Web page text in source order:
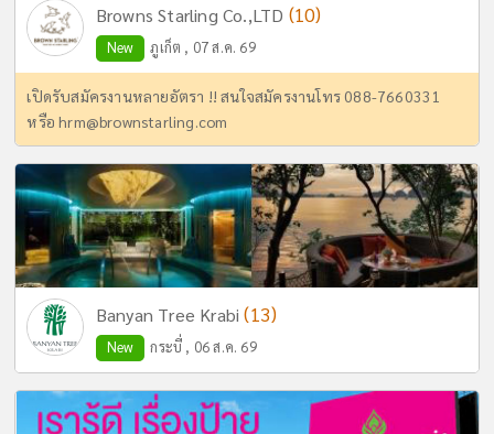
Browns Starling Co.,LTD (10)
New ภูเก็ต , 07 ส.ค. 69
เปิดรับสมัครงานหลายอัตรา !! สนใจสมัครงานโทร 088-7660331
หรือhrm@brownstarling.com
Banyan Tree Krabi(13)
New กระบี่ , 06 ส.ค. 69